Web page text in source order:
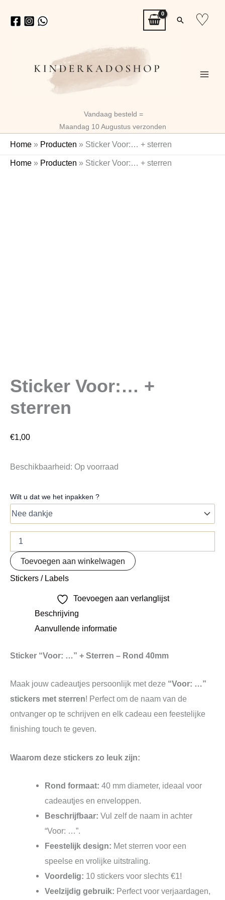
naar
Zoeken
♡
Vandaag besteld =
Maandag 10 Augustus verzonden
Home » Producten » Sticker Voor:… + sterren
Home » Producten » Sticker Voor:… + sterren
Sticker Voor:… +
sterren
€1,00
Beschikbaarheid: Op voorraad
Wilt u dat we het inpakken ?
Sticker
Toevoegen aan winkelwagen
Stickers / Labels
Toevoegen aan verlanglijst
Beschrijving
Aanvullende informatie
Sticker “Voor: …” + Sterren – Rond 40mm
Maak jouw cadeautjes persoonlijk met deze “Voor: …”
stickers met sterren! Perfect om de naam van de
ontvanger op te schrijven en elk cadeau een feestelijke
finishing touch te geven.
Waarom deze stickers zo leuk zijn:
Rond formaat: 40 mm diameter, ideaal voor
cadeautjes en enveloppen.
Beschrijfbaar: Vul zelf de naam in achter
“Voor: …”.
Feestelijk design: Met sterren voor een
speelse en vrolijke uitstraling.
Voordelig: 10 stickers voor slechts €1!
Veelzijdig gebruik: Perfect voor verjaardagen,